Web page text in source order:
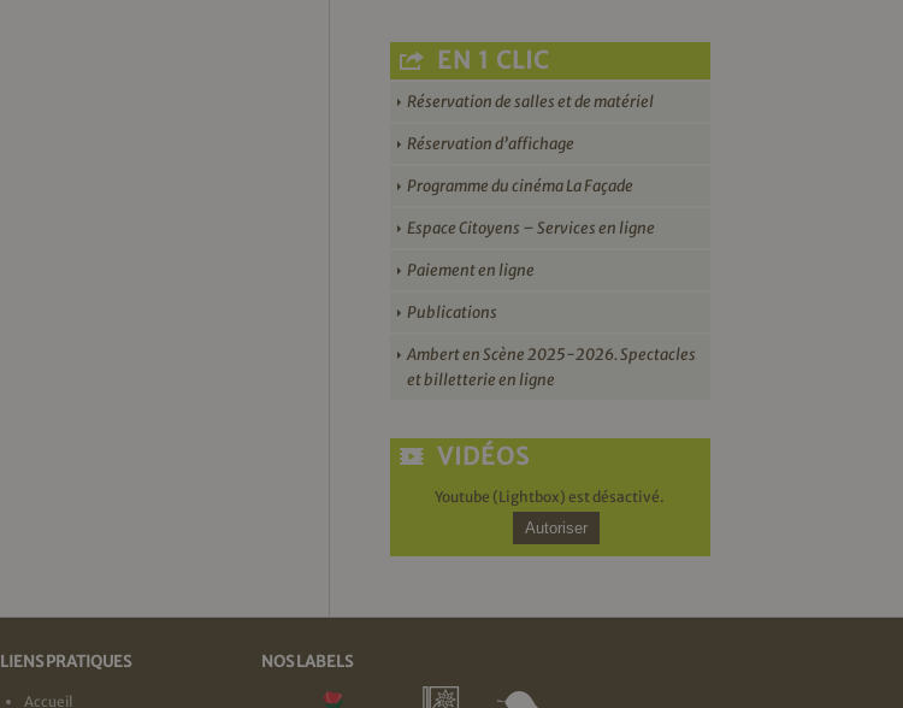
EN 1 CLIC
Réservation de salles et de matériel
Réservation d’affichage
Programme du cinéma La Façade
Espace Citoyens – Services en ligne
Paiement en ligne
Publications
Ambert en Scène 2025-2026. Spectacles
et billetterie en ligne
VIDÉOS
Youtube (Lightbox) est désactivé.
Autoriser
LIENS PRATIQUES
Accueil
NOS LABELS